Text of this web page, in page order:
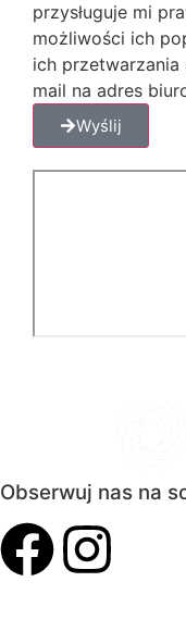
przysługuje mi
możliwości ich
ich przetwarzania
mail na adres
Wyślij
Obserwuj nas na